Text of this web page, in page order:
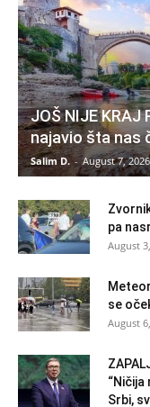
JOŠ NIJE KRAJ
najavio šta nas
Salim D. - August 7, 2026
pa
August
se
August
Srbi,